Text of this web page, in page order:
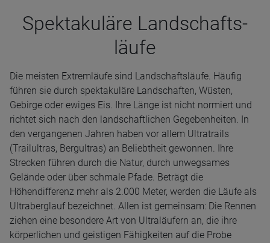
Spek­ta­ku­läre Land­schafts­
läufe
Die meisten Extremläufe sind Landschaftsläufe. Häufig
führen sie durch spektakuläre Landschaften, Wüsten,
Gebirge oder ewiges Eis. Ihre Länge ist nicht normiert und
richtet sich nach den landschaftlichen Gegebenheiten. In
den vergangenen Jahren haben vor allem Ultratrails
(Trailultras, Bergultras) an Beliebtheit gewonnen. Ihre
Strecken führen durch die Natur, durch unwegsames
Gelände oder über schmale Pfade. Beträgt die
Höhendifferenz mehr als 2.000 Meter, werden die Läufe als
Ultraberglauf bezeichnet. Allen ist gemeinsam: Die Rennen
ziehen eine besondere Art von Ultraläufern an, die ihre
körperlichen und geistigen Fähigkeiten auf die Probe